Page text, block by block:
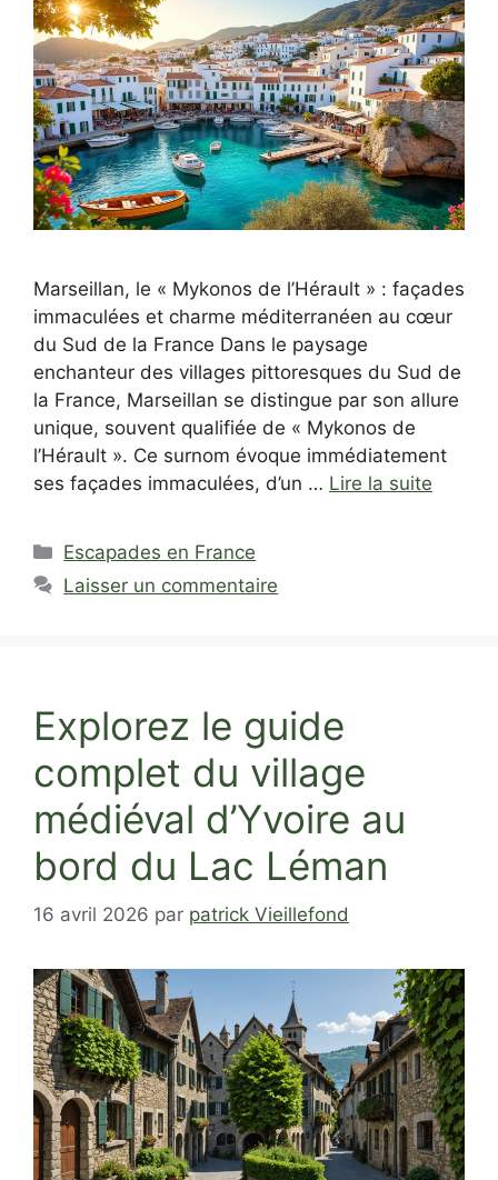
Marseillan, le « Mykonos de l’Hérault » : façades
immaculées et charme méditerranéen au cœur
du Sud de la France Dans le paysage
enchanteur des villages pittoresques du Sud de
la France, Marseillan se distingue par son allure
unique, souvent qualifiée de « Mykonos de
l’Hérault ». Ce surnom évoque immédiatement
ses façades immaculées, d’un … Lire la suite
Catégories
Escapades en France
Laisser un commentaire
Explorez le guide
complet du village
médiéval d’Yvoire au
bord du Lac Léman
16 avril 2026 par patrick Vieillefond